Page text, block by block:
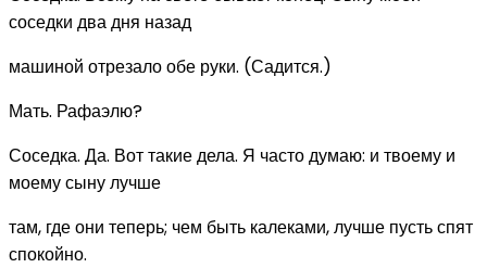
соседки два дня назад
машиной отрезало обе руки. (Садится.)
Мать. Рафаэлю?
Соседка. Да. Вот такие дела. Я часто думаю: и твоему и
моему сыну лучше
там, где они теперь; чем быть калеками, лучше пусть спят
спокойно.